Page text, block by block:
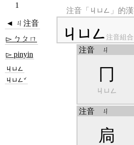
注音「 ㄐㄩㄥ 」的
◄ ㄐ注音
▻ ㄅㄆㄇ
▻ pinyin
ㄐㄩㄥ
ㄐㄩㄥˇ
ㄐㄩㄥ注音組合
注音 ㄐ
冂
ㄐㄩㄥ
注音 ㄐ
扃
1